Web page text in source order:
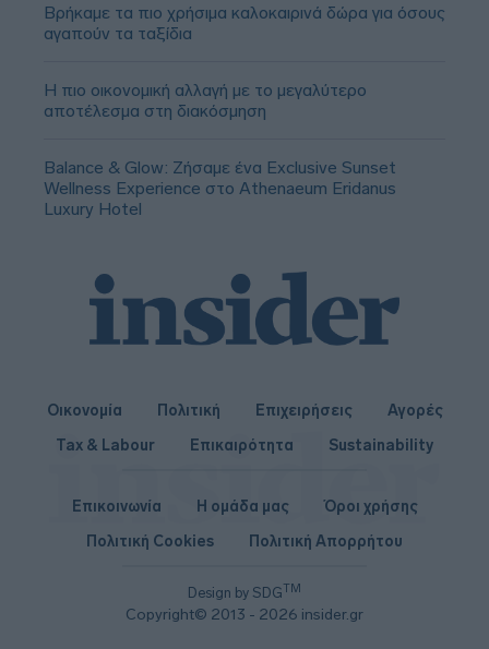
Βρήκαμε τα πιο χρήσιμα καλοκαιρινά δώρα για όσους
αγαπούν τα ταξίδια
Η πιο οικονομική αλλαγή με το μεγαλύτερο
αποτέλεσμα στη διακόσμηση
Balance & Glow: Ζήσαμε ένα Exclusive Sunset
Wellness Experience στο Athenaeum Eridanus
Luxury Hotel
Οικονομία Πολιτική Επιχειρήσεις
Αγορές
Tax & Labour
Επικαιρότητα Sustainability
Design by SDGTM
Copyright© 2013 - 2026 insider.gr
Επικοινωνία Η ομάδα μας
Όροι χρήσης
Πολιτική Cookies
Πολιτική Απορρήτου